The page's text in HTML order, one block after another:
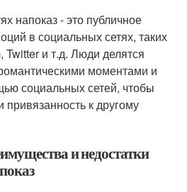
напоказ - это публичное
в социальных сетях, таких
Twitter и т.д. Люди делятся
моментами и
социальных сетей, чтобы
к другому
и недостатки